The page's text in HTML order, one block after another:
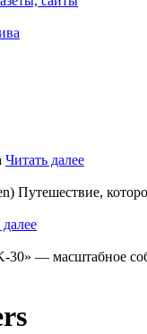
Читать далее
Путешествие,
30» — масштабное